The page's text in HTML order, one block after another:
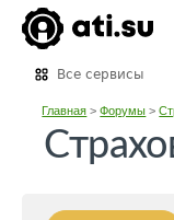
Все сервисы
Главная >Форумы >